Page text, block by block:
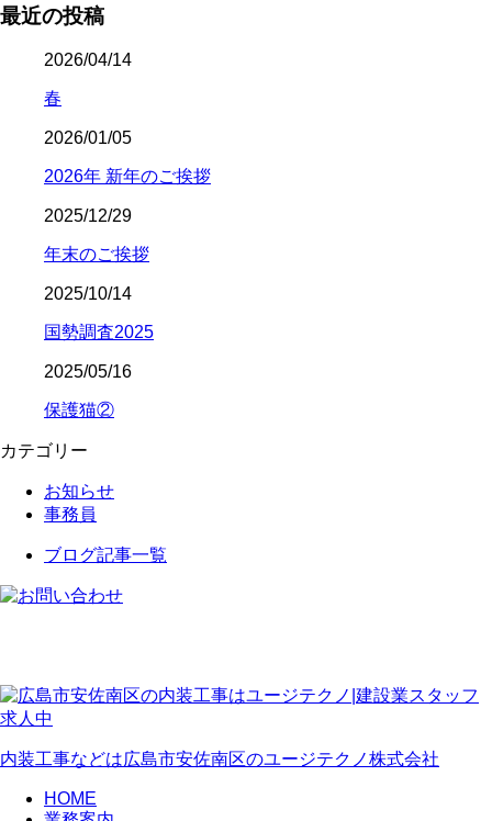
最近の投稿
2026/04/14
春
2026/01/05
2026年 新年のご挨拶
2025/12/29
年末のご挨拶
2025/10/14
国勢調査2025
2025/05/16
保護猫②
カテゴリー
お知らせ
事務員
ブログ記事一覧
内装工事などは広島市安佐南区のユージテクノ株式会社
HOME